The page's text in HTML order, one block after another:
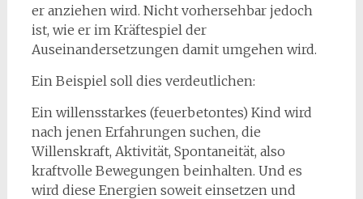
er anziehen wird. Nicht vorhersehbar jedoch
ist, wie er im Kräftespiel der
Auseinandersetzungen damit umgehen wird.
Ein Beispiel soll dies verdeutlichen:
Ein willensstarkes (feuerbetontes) Kind wird
nach jenen Erfahrungen suchen, die
Willenskraft, Aktivität, Spontaneität, also
kraftvolle Bewegungen beinhalten. Und es
wird diese Energien soweit einsetzen und